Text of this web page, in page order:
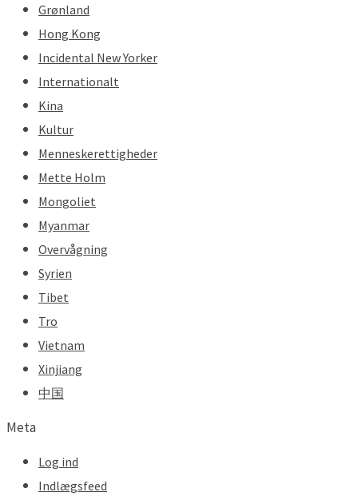
Grønland
Hong Kong
Incidental New Yorker
Internationalt
Kina
Kultur
Menneskerettigheder
Mette Holm
Mongoliet
Myanmar
Overvågning
Syrien
Tibet
Tro
Vietnam
Xinjiang
中国
Meta
Log ind
Indlægsfeed